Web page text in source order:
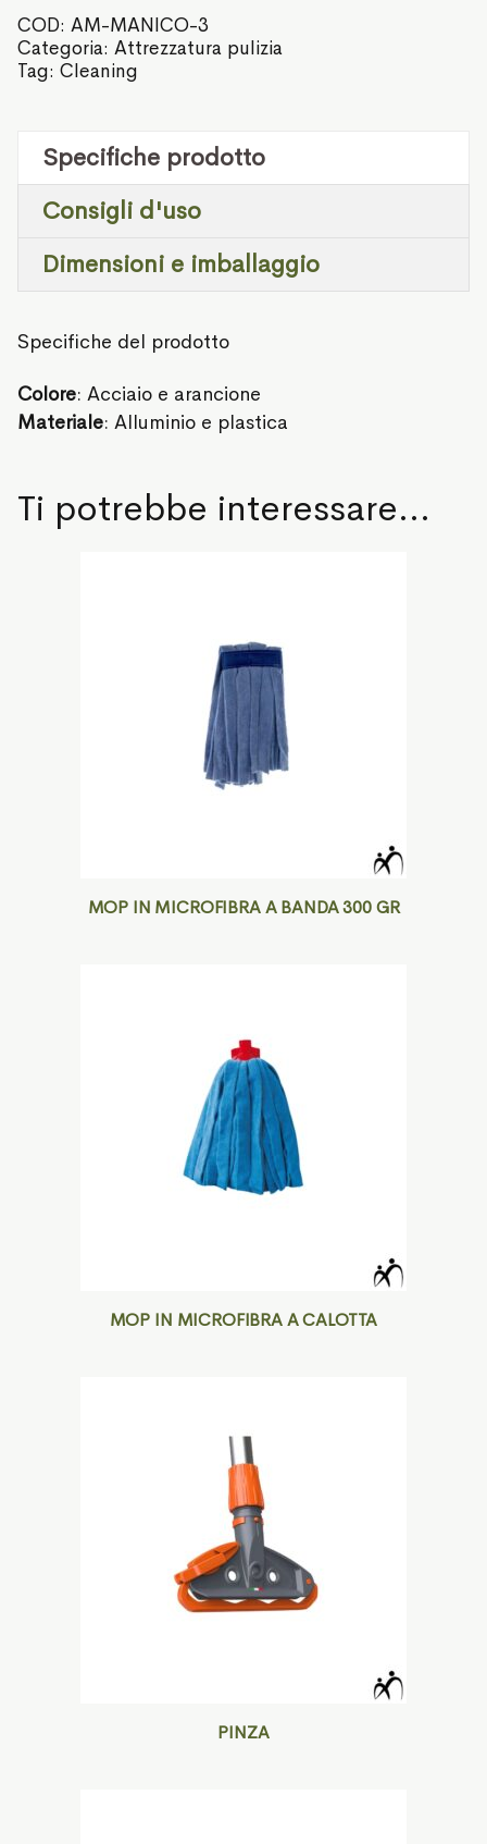
COD: AM-MANICO-3
Categoria: Attrezzatura pulizia
Tag: Cleaning
Specifiche prodotto
Consigli d'uso
Dimensioni e imballaggio
Specifiche del prodotto
Colore: Acciaio e arancione
Materiale: Alluminio e plastica
Ti potrebbe interessare…
MOP IN MICROFIBRA A BANDA 300 GR
MOP IN MICROFIBRA A CALOTTA
PINZA